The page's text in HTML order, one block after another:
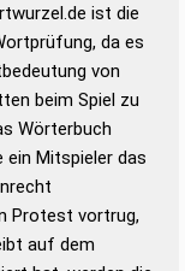
zu
um die
Spiel zu
in 12 Bänden
gutes
ist die
da es
von
beim Spiel zu
Wörterbuch
ein Mitspieler das
Protest vortrug,
auf dem